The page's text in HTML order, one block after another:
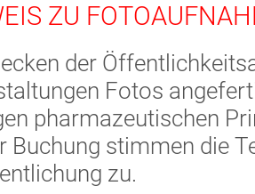
ZU
der
Fotos
pharmazeutischen
Buchung stimmen die
zu.